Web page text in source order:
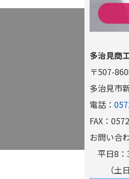
多治見商
〒507-
多治見市
電話：
FAX：
お問い合
平日8：
（土日